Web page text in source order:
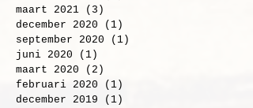
maart 2023
(1)
februari 2023
(3)
maart 2021
(3) 3 posts
december 2020
september 2020
juni 2020
(1) 1 post
maart 2020
(2)
2 posts